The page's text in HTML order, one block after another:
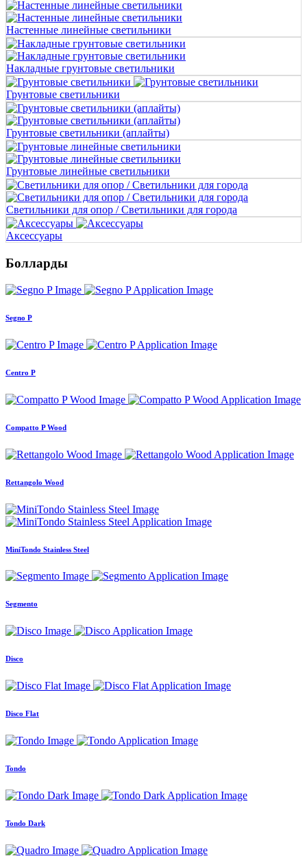
Настенные линейные светильники
Накладные грунтовые светильники
Грунтовые светильники
Грунтовые светильники (аплайты)
Грунтовые линейные светильники
Светильники для опор / Светильники для города
Aксессуары
Болларды
Segno P
Centro P
Compatto P Wood
Rettangolo Wood
MiniTondo Stainless Steel
Segmento
Disco
Disco Flat
Tondo
Tondo Dark